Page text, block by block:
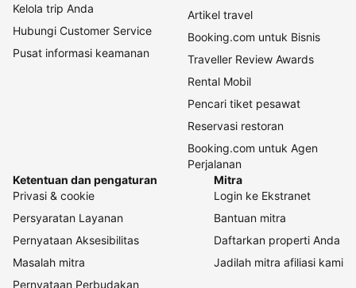
Kelola trip Anda
Hubungi Customer Service
Pusat informasi keamanan
Artikel travel
Booking.com untuk Bisnis
Traveller Review Awards
Rental Mobil
Pencari tiket pesawat
Reservasi restoran
Booking.com untuk Agen
Perjalanan
Ketentuan dan pengaturan
Privasi & cookie
Persyaratan Layanan
Pernyataan Aksesibilitas
Masalah mitra
Pernyataan Perbudakan
Mitra
Login ke Ekstranet
Bantuan mitra
Daftarkan properti Anda
Jadilah mitra afiliasi kami